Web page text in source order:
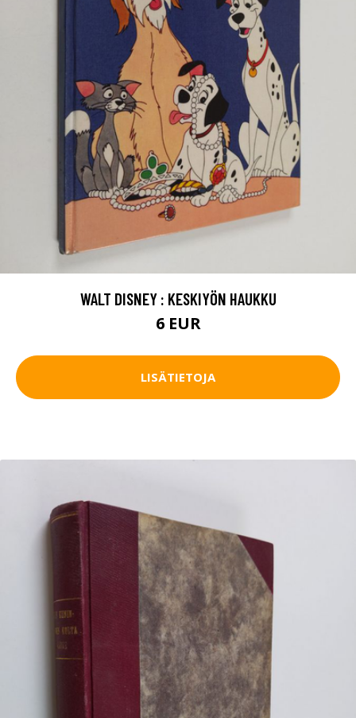
WALT DISNEY : KESKIYÖN HAUKKU
6 EUR
LISÄTIETOJA